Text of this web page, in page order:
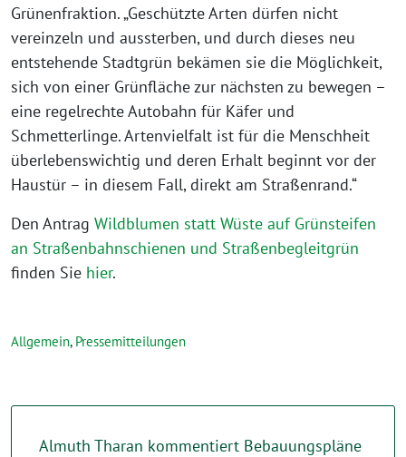
Grünenfraktion. „Geschützte Arten dürfen nicht
vereinzeln und aussterben, und durch dieses neu
entstehende Stadtgrün bekämen sie die Möglichkeit,
sich von einer Grünfläche zur nächsten zu bewegen –
eine regelrechte Autobahn für Käfer und
Schmetterlinge. Artenvielfalt ist für die Menschheit
überlebenswichtig und deren Erhalt beginnt vor der
Haustür – in diesem Fall, direkt am Straßenrand.“
Den Antrag Wildblumen statt Wüste auf Grünsteifen
an Straßenbahnschienen und Straßenbegleitgrün
finden Sie hier.
Allgemein, Pressemitteilungen
Almuth Tharan kommentiert Bebauungspläne